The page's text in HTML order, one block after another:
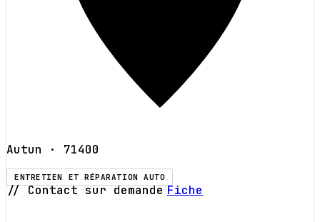
Autun · 71400
ENTRETIEN ET RÉPARATION AUTO
// Contact sur demande Fiche